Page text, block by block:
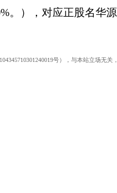
。），对应正股名华
号），与本站立场